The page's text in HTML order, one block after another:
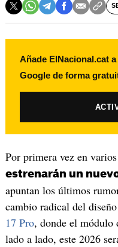
Añade ElNacional.cat
Google de forma
Por primera vez en
estrenarán un
apuntan los últimos
cambio radical del
17 Pro, donde el módulo
lado a lado, este 2026